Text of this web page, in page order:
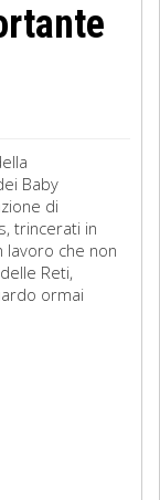
Baby
di
trincerati in
lavoro che non
Reti,
ormai